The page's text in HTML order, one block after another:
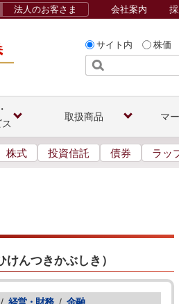
サイト内 株価
法人のお客さま 会社案内
取扱商品 マ
株式 投資信託 債券 ラッ
けんつきかぶしき ）